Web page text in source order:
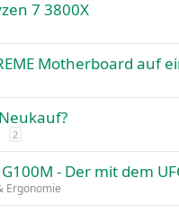
7 3800X
Motherboard auf
2
- Der mit dem
Ergonomie